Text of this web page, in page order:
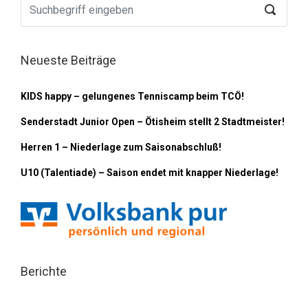
Neueste Beiträge
KIDS happy – gelungenes Tenniscamp beim TCÖ!
Senderstadt Junior Open – Ötisheim stellt 2 Stadtmeister!
Herren 1 – Niederlage zum Saisonabschluß!
U10 (Talentiade) – Saison endet mit knapper Niederlage!
Berichte